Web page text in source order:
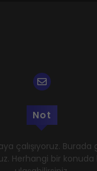
Not
çalışıyoruz.
Herhangi bir